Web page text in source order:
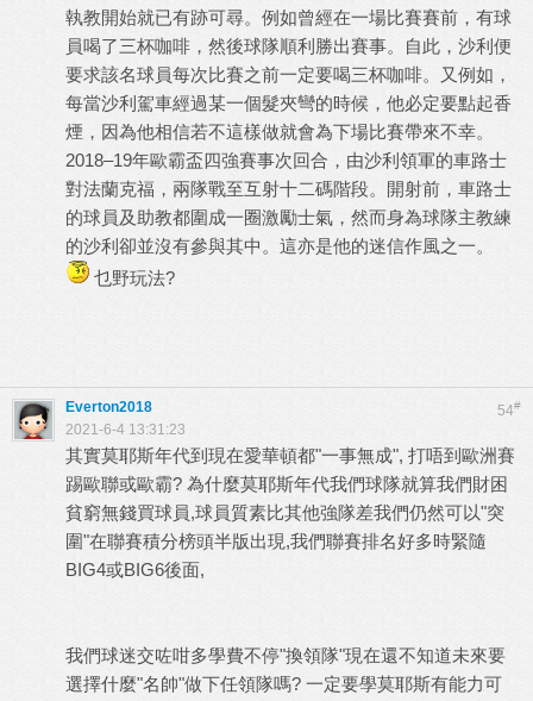
執教開始就已有跡可尋。例如曾經在一場比賽賽前，有球
員喝了三杯咖啡，然後球隊順利勝出賽事。自此，沙利便
要求該名球員每次比賽之前一定要喝三杯咖啡。又例如，
每當沙利駕車經過某一個髮夾彎的時候，他必定要點起香
煙，因為他相信若不這樣做就會為下場比賽帶來不幸。
2018–19年歐霸盃四強賽事次回合，由沙利領軍的車路士
對法蘭克福，兩隊戰至互射十二碼階段。開射前，車路士
的球員及助教都圍成一圈激勵士氣，然而身為球隊主教練
的沙利卻並沒有參與其中。這亦是他的迷信作風之一。
乜野玩法?
54#
Everton2018
2021-6-4 13:31:23
其實莫耶斯年代到現在愛華頓都"一事無成", 打唔到歐洲賽
踢歐聯或歐霸? 為什麼莫耶斯年代我們球隊就算我們財困
貧窮無錢買球員,球員質素比其他強隊差我們仍然可以"突
圍"在聯賽積分榜頭半版出現,我們聯賽排名好多時緊隨
BIG4或BIG6後面,
我們球迷交咗咁多學費不停"換領隊"現在還不知道未來要
選擇什麼"名帥"做下任領隊嗎? 一定要學莫耶斯有能力可